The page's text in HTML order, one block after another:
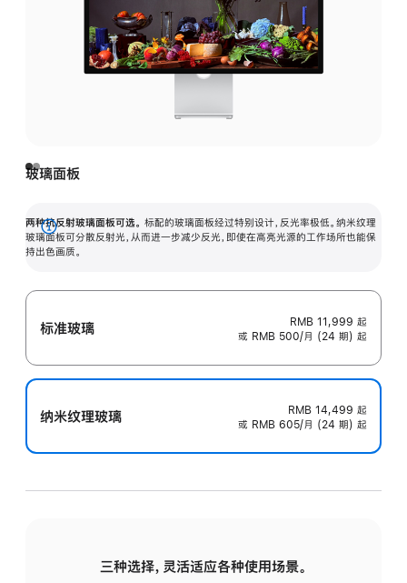
玻璃面板
两种抗反射玻璃面板可选。 标配的玻璃面板经过特别设计，反光率极低。纳米纹理
玻璃面板可分散反射光，从而进一步减少反光，即使在高亮光源的工作场所也能保
持出色画质。
展
开
标准玻璃 RMB 11,999 起
或 RMB 500/月 (24 期) 起
纳米纹理玻璃 RMB 14,499 起
或 RMB 605/月 (24 期) 起
三种选择，灵活适应各种使用场景。